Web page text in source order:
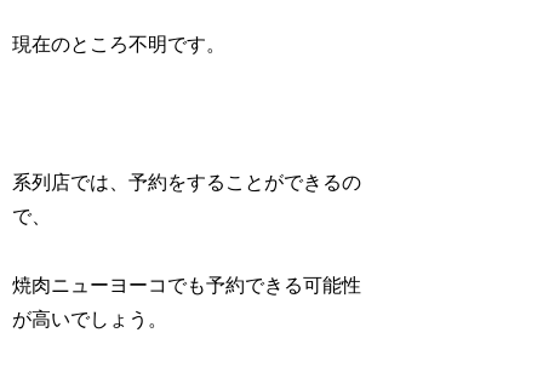
現在のところ不明です。
系列店では、予約をすることができるの
で、
焼肉ニューヨーコでも予約できる可能性
が高いでしょう。